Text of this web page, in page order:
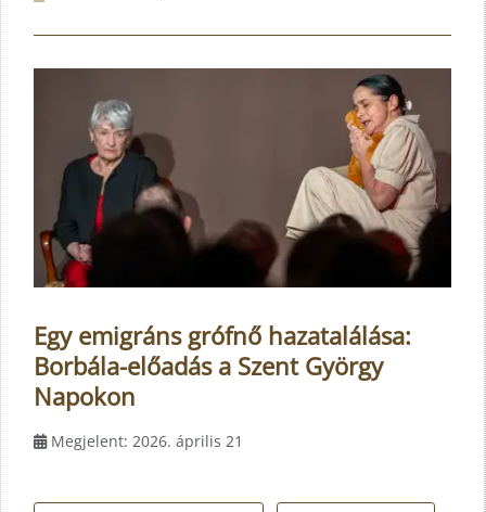
Egy emigráns grófnő hazatalálása:
Borbála-előadás a Szent György
Napokon
Megjelent: 2026. április 21